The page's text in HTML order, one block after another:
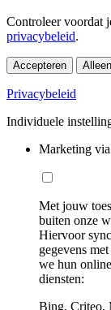
Controleer voordat
privacybeleid.
Accepteren
Privacybeleid
Individuele
Marketing
Met jouw
buiten onze
Hiervoor
gegevens
we hun
diensten:
Bing, Criteo,